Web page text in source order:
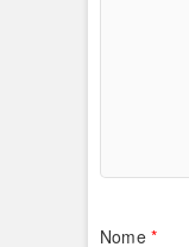
Nome *